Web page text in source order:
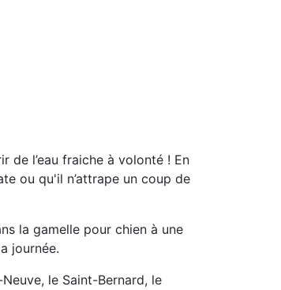
de l’eau fraiche à volonté ! En
ou qu'il n’attrape un coup de
la gamelle pour chien à une
journée.
le Saint-Bernard, le